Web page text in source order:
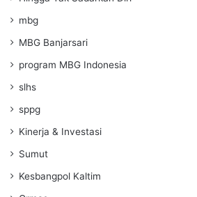
mbg
MBG Banjarsari
program MBG Indonesia
slhs
sppg
Kinerja & Investasi
Sumut
Kesbangpol Kaltim